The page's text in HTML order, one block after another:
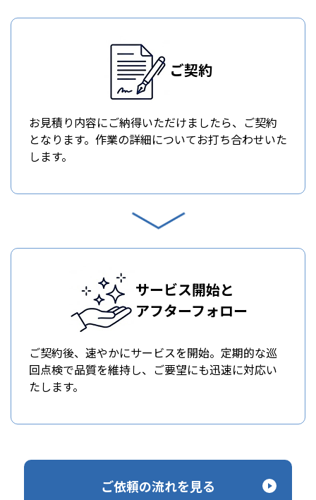
ご契約
お見積り内容にご納得いただけましたら、ご契約
となります。作業の詳細についてお打ち合わせいた
します。
サービス開始と
アフターフォロー
ご契約後、速やかにサービスを開始。定期的な巡
回点検で品質を維持し、ご要望にも迅速に対応い
たします。
ご依頼の流れを見る